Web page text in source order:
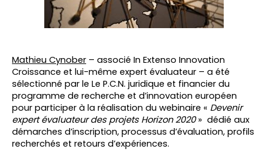
Mathieu Cynober – associé In Extenso Innovation
Croissance et lui-même expert évaluateur – a été
sélectionné par le Le P.C.N. juridique et financier du
programme de recherche et d’innovation européen
pour participer à la réalisation du webinaire « Devenir
expert évaluateur des projets Horizon 2020 » dédié aux
démarches d’inscription, processus d’évaluation, profils
recherchés et retours d’expériences.